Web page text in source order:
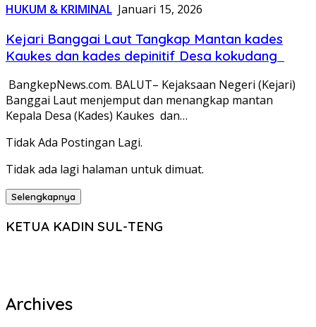
HUKUM & KRIMINAL Januari 15, 2026
Kejari Banggai Laut Tangkap Mantan kades
Kaukes dan kades depinitif Desa kokudang
BangkepNews.com. BALUT– Kejaksaan Negeri (Kejari)
Banggai Laut menjemput dan menangkap mantan
Kepala Desa (Kades) Kaukes dan…
Tidak Ada Postingan Lagi.
Tidak ada lagi halaman untuk dimuat.
Selengkapnya
KETUA KADIN SUL-TENG
Archives